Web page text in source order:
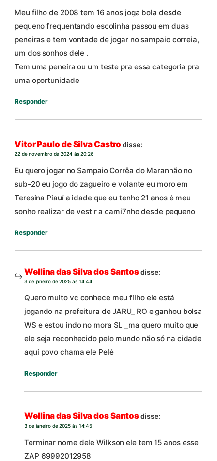
Meu filho de 2008 tem 16 anos joga bola desde
pequeno frequentando escolinha passou em duas
peneiras e tem vontade de jogar no sampaio correia,
um dos sonhos dele .
Tem uma peneira ou um teste pra essa categoria pra
uma oportunidade
Responder
Vitor Paulo de Silva Castro disse:
22 de novembro de 2024 às 20:26
Eu quero jogar no Sampaio Corrêa do Maranhão no
sub-20 eu jogo do zagueiro e volante eu moro em
Teresina Piauí a idade que eu tenho 21 anos é meu
sonho realizar de vestir a cami7nho desde pequeno
Responder
Wellina das Silva dos Santosdisse:
3 de janeiro de 2025 às 14:44
Quero muito vc conhece meu filho ele está
jogando na prefeitura de JARU_ RO e ganhou bolsa
WS e estou indo no mora SL _ma quero muito que
ele seja reconhecido pelo mundo não só na cidade
aqui povo chama ele Pelé
Responder
Wellina das Silva dos Santosdisse:
3 de janeiro de 2025 às 14:45
Terminar nome dele Wilkson ele tem 15 anos esse
ZAP 69992012958